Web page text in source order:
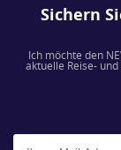
Sichern
Ich möchte den
aktuelle Reise-